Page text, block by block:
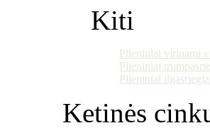
Kiti
Plieniniai virinami
Plieniniai
Plieniniai
Ketinės